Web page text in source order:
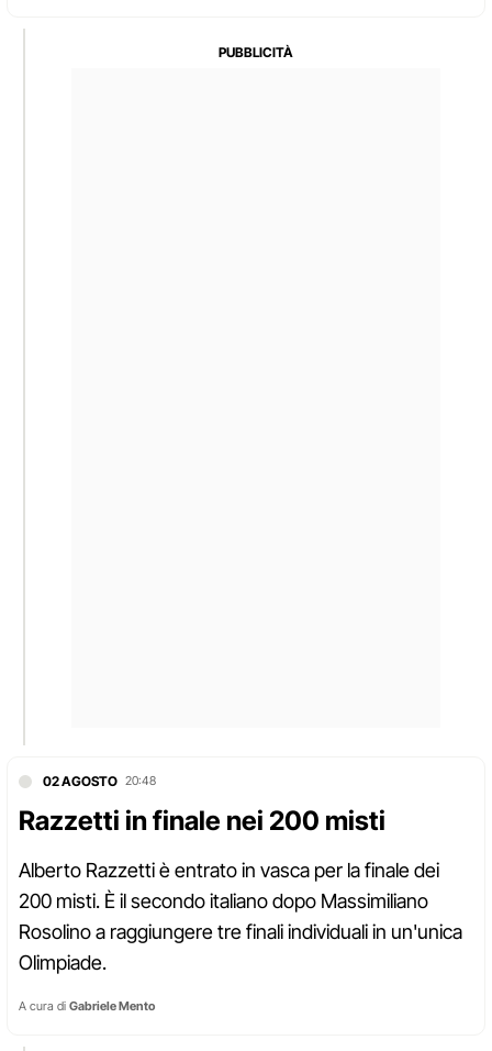
02 AGOSTO 20:48
Razzetti in finale nei 200 misti
Alberto Razzetti è entrato in vasca per la finale dei
200 misti. È il secondo italiano dopo Massimiliano
Rosolino a raggiungere tre finali individuali in un'unica
Olimpiade.
A cura di Gabriele Mento